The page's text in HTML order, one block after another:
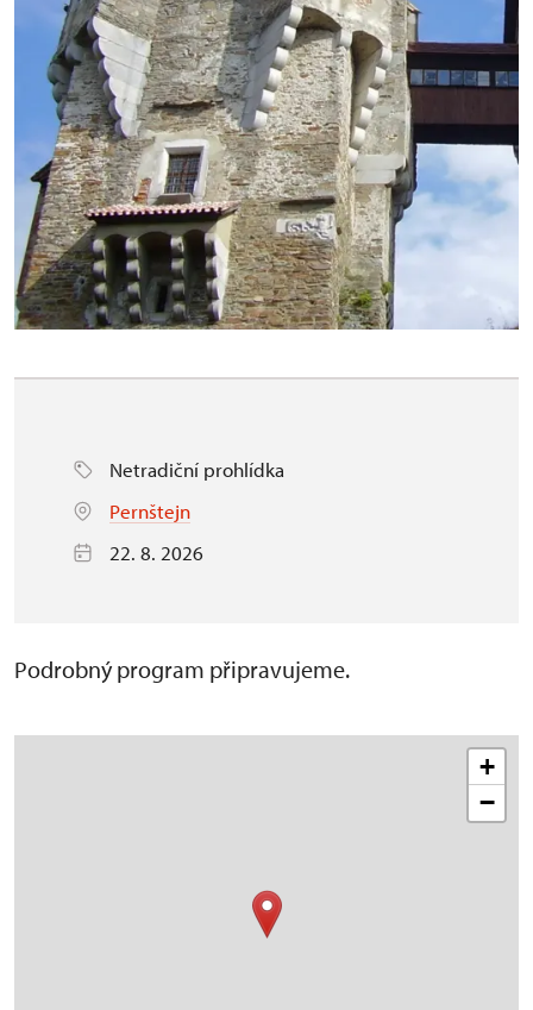
Netradiční prohlídka
Pernštejn
22. 8. 2026
Podrobný program připravujeme.
+
−